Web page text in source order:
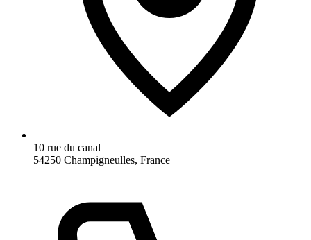
10 rue du canal
54250 Champigneulles, France